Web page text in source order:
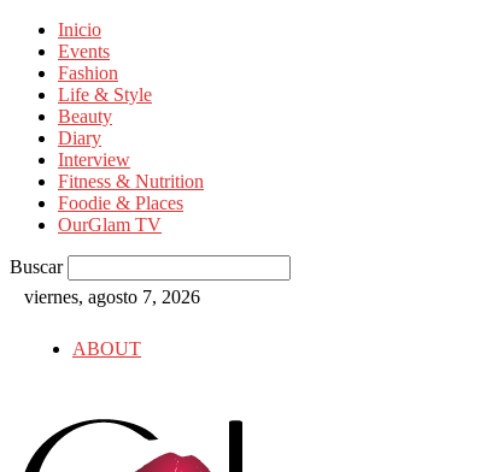
Inicio
Events
Fashion
Life & Style
Beauty
Diary
Interview
Fitness & Nutrition
Foodie & Places
OurGlam TV
Buscar
viernes, agosto 7, 2026
ABOUT